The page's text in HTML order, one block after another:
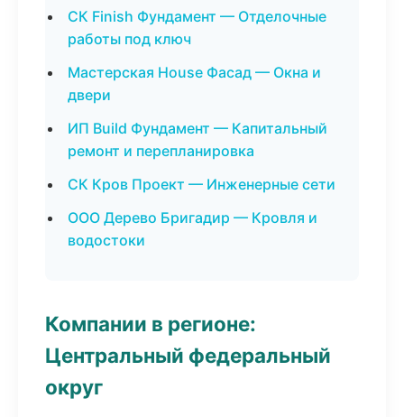
СК Finish Фундамент — Отделочные
работы под ключ
Мастерская House Фасад — Окна и
двери
ИП Build Фундамент — Капитальный
ремонт и перепланировка
СК Кров Проект — Инженерные сети
ООО Дерево Бригадир — Кровля и
водостоки
Компании в регионе:
Центральный федеральный
округ